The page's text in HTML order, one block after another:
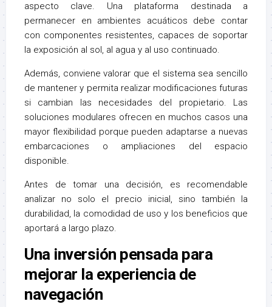
aspecto clave. Una plataforma destinada a
permanecer en ambientes acuáticos debe contar
con componentes resistentes, capaces de soportar
la exposición al sol, al agua y al uso continuado.
Además, conviene valorar que el sistema sea sencillo
de mantener y permita realizar modificaciones futuras
si cambian las necesidades del propietario. Las
soluciones modulares ofrecen en muchos casos una
mayor flexibilidad porque pueden adaptarse a nuevas
embarcaciones o ampliaciones del espacio
disponible.
Antes de tomar una decisión, es recomendable
analizar no solo el precio inicial, sino también la
durabilidad, la comodidad de uso y los beneficios que
aportará a largo plazo.
Una inversión pensada para
mejorar la experiencia de
navegación